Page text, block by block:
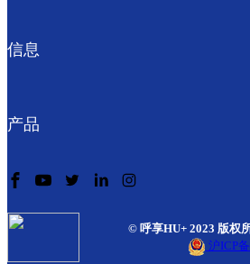
信息
产品
© 呼享HU+ 2023 版权
沪ICP